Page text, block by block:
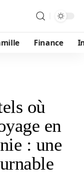
Finance
où
en
: une